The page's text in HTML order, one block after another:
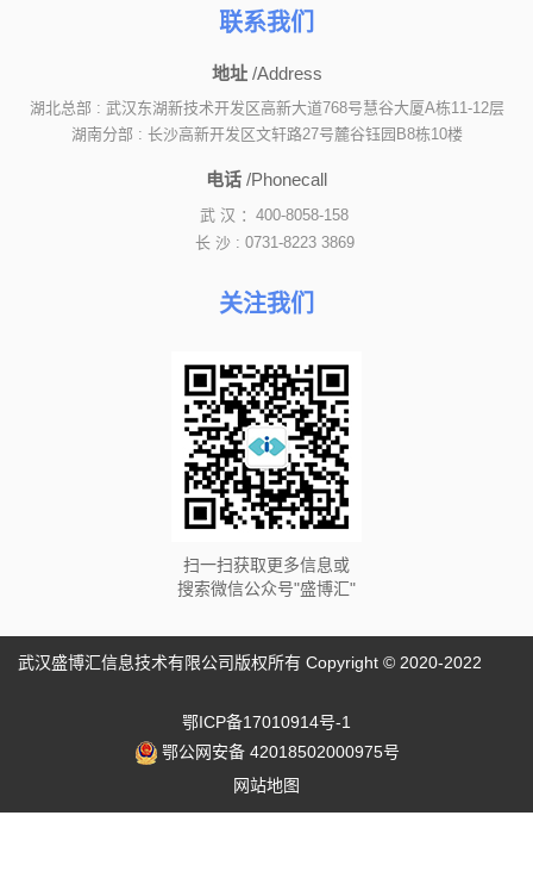
联系我们
地址 /Address
湖北总部 : 武汉东湖新技术开发区高新大道768号慧谷大厦A栋11-12层
湖南分部 : 长沙高新开发区文轩路27号麓谷钰园B8栋10楼
电话 /Phonecall
武 汉 ：400-8058-158
长 沙 : 0731-8223 3869
关注我们
扫一扫获取更多信息或
搜索微信公众号"盛博汇"
武汉盛博汇信息技术有限公司版权所有 Copyright © 2020-2022
鄂ICP备17010914号-1
鄂公网安备 42018502000975号
网站地图